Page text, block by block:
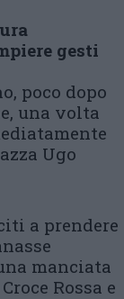
gesti
poco dopo
una volta
Ugo
a prendere
manciata
Rossa e